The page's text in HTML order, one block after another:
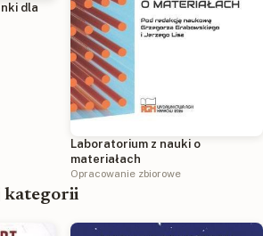
dla
Laboratorium z nauki o
materiałach
Opracowanie zbiorowe
kategorii